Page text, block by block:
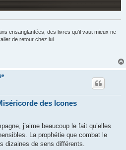
ensanglantées, des livres qu'il vaut mieux ne
de retour chez lui.
des Icones
j’aime beaucoup le fait qu’elles
La prophétie que combat le
dizaines de sens différents.